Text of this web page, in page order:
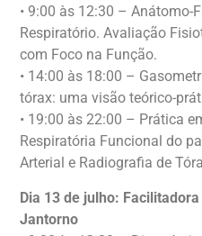
• 9:00 às 12:30 – Anátomo-
Respiratório. Avaliação
com Foco na Função.
• 14:00 às 18:00 –
tórax: uma visão teórico-
• 19:00 às 22:00 – Prática
Respiratória Funcional do
Arterial e Radiografia de
Dia 13 de julho:
Jantorno